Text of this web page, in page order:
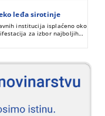
leđa sirotinje
institucija isplaćeno oko
za izbor najboljih